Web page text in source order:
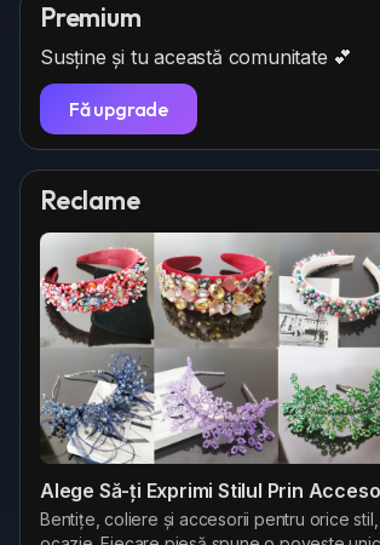
Premium
Susține și tu această comunitate 💕
Fă upgrade
Reclame
Alege Să-ți Exprimi Stilul Prin
Bentițe, coliere și accesorii pentru orice stil,